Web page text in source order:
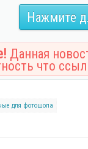
Нажмите
Данная
что
для фотошопа